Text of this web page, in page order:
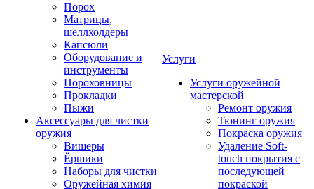
Порох
Матрицы,
шеллхолдеры
Капсюли
Оборудование и
инструменты
Пороховницы
Прокладки
Пыжи
Аксессуары для чистки
оружия
Вишеры
Ёршики
Наборы для чистки
Оружейная химия
Услуги
Услуги оружейной
мастерской
Ремонт оружия
Тюнинг оружия
Покраска оружия
Удаление Soft-
touch покрытия с
последующей
покраской